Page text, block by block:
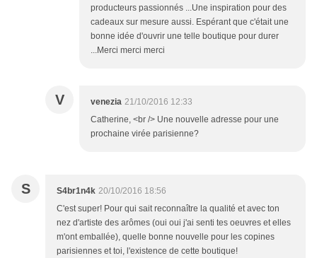
producteurs passionnés ...Une inspiration pour des
cadeaux sur mesure aussi. Espérant que c'était une
bonne idée d'ouvrir une telle boutique pour durer
...Merci merci merci
V venezia 21/10/2016 12:33
Catherine, <br /> Une nouvelle adresse pour une
prochaine virée parisienne?
S S4br1n4k 20/10/2016 18:56
C'est super! Pour qui sait reconnaître la qualité et avec ton
nez d'artiste des arômes (oui oui j'ai senti tes oeuvres et elles
m'ont emballée), quelle bonne nouvelle pour les copines
parisiennes et toi, l'existence de cette boutique!